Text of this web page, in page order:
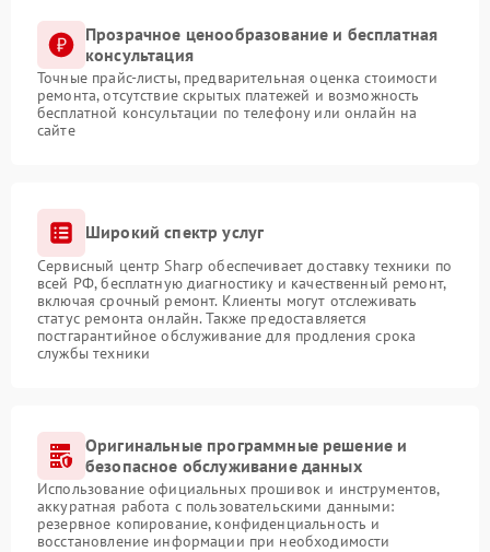
Прозрачное ценообразование и бесплатная
консультация
Точные прайс-листы, предварительная оценка стоимости
ремонта, отсутствие скрытых платежей и возможность
бесплатной консультации по телефону или онлайн на
сайте
Широкий спектр услуг
Сервисный центр Sharp обеспечивает доставку техники по
всей РФ, бесплатную диагностику и качественный ремонт,
включая срочный ремонт. Клиенты могут отслеживать
статус ремонта онлайн. Также предоставляется
постгарантийное обслуживание для продления срока
службы техники
Оригинальные программные решение и
безопасное обслуживание данных
Использование официальных прошивок и инструментов,
аккуратная работа с пользовательскими данными:
резервное копирование, конфиденциальность и
восстановление информации при необходимости